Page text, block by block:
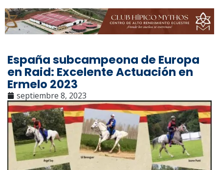
España subcampeona de Europa
en Raid: Excelente Actuación en
Ermelo 2023
septiembre 8, 2023